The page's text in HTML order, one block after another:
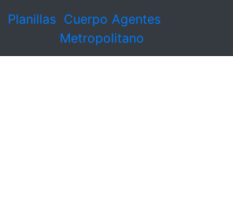
Planillas Cuerpo Agentes
Metropolitano